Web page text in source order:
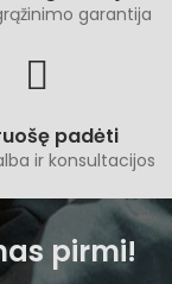
garantija
padėti
ir konsultacijos
pirmi!